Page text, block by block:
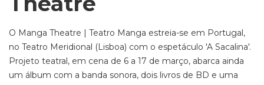
O Manga Theatre | Teatro Manga estreia-se em Portugal,
no Teatro Meridional (Lisboa) com o espetáculo 'A Sacalina'.
Projeto teatral, em cena de 6 a 17 de março, abarca ainda
um álbum com a banda sonora, dois livros de BD e uma